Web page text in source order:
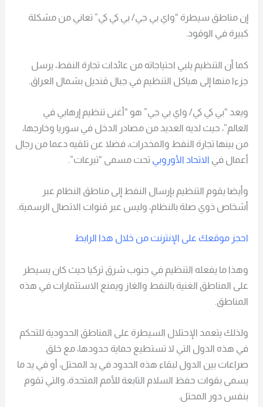
إن مناطق سيطرة “واي بي جي/ بي كي كي” تعاني من مشكلة
كبيرة في الوقود.
كما أن التنظيم يلبي احتياجاته من عائدات تجارة النفط، يرسل
جزءا منها إلى هياكل التنظيم في جبال قنديل بشمال العراق.
ويعد “بي كي كي/ واي بي جي” هو “أغنى تنظيم إرهابي في
العالم”، حيث لديه العديد من مصادر الدخل في سوريا وخارجها،
من بينها تجارة النفط والمخدرات، فضلا عن تلقيه دعما من رجال
أعمال في الاتحاد الأوروبيتحت مسمى “تبرعات”.
وأيضا يقوم التنظيم بإرسال النفط إلى مناطق النظام عبر
أشخاص ذوي صلة بالنظام، وليس عبر قنوات الاتصال الرسمية.
احجز موقعك على الإنترنت من خلال هذا الرابط
وهذا ما يفعله التنظيم في جنوب شرق تركيا حيث كان يسيطر
على المناطق الغنية بالنفط والغاز ويمنع الاستثمارات في هذه
المناطق.
ولذلك يتعمد الإحتلال السيطرة على المناطق الحدودية للتحكم
في هذه الدول التي لا تستطيع حماية حدودها، مع خلق
صراعات بين الدول لبقاء هذه الحدود في يد المحتل، أو في يد ما
يسمى بقوات حفظ السلام التابعة للأمم المتحدة، والتي تقوم
بنفس دور المحتل.